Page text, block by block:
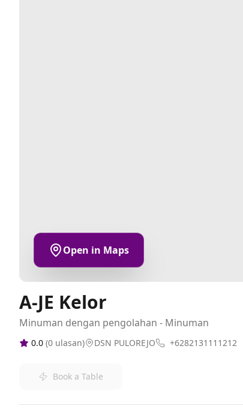
Open in Maps
A-JE Kelor
Minuman dengan pengolahan - Minuman
0.0 (0 ulasan) DSN PULOREJO +6282131111212
Book a Table